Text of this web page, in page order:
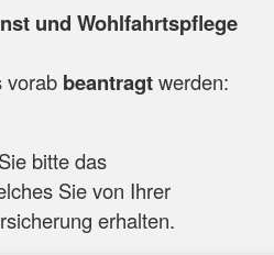
und Wohlfahrtspflege
vorab beantragtwerden:
bitte das
Sie von Ihrer
erhalten.